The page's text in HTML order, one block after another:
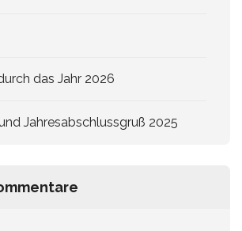
das Jahr 2026
Jahresabschlussgruß 2025